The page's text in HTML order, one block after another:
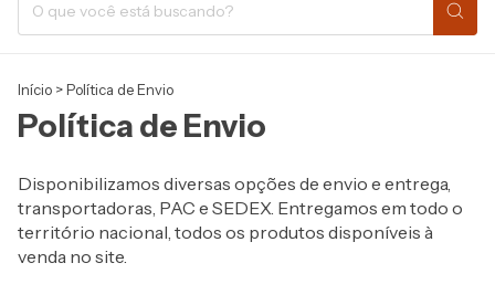
Início >Política de Envio
Política de Envio
Disponibilizamos diversas opções de envio e entrega,
transportadoras, PAC e SEDEX. Entregamos em todo o
território nacional, todos os produtos disponíveis à
venda no site.